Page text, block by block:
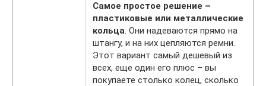
Самое простое решение –
пластиковые или металлические
кольца. Они надеваются прямо на
штангу, и на них цепляются ремни.
Этот вариант самый дешевый из
всех, еще один его плюс – вы
покупаете столько колец, сколько